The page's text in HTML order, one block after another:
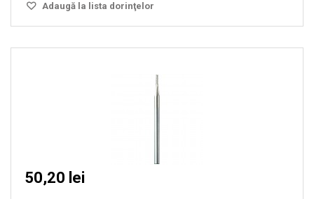
Adaugă la lista dorinţelor
50,20 lei